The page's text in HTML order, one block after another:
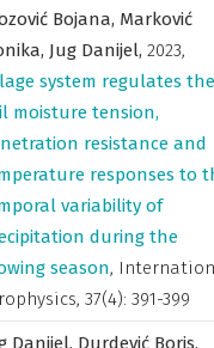
Bojana, Marković
Jug Danijel, 2023,
system regulates the
moisture tension,
resistance and
responses to
variability of
during the
season,
, 37(4): 391-399
Danijel, Durdević Boris,